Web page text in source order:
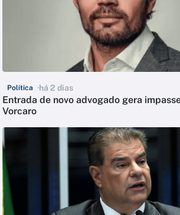
Política há 2 dias
Entrada de novo advogado gera
Vorcaro